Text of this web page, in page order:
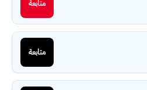
متابعة
متابعة